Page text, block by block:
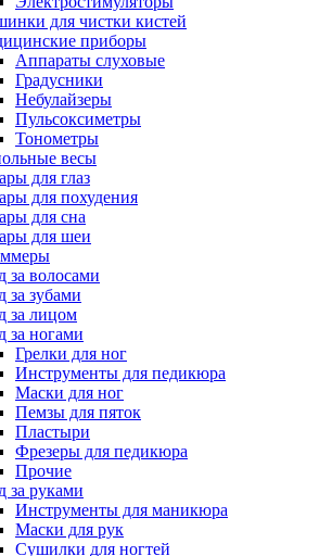
для чистки кистей
приборы
Аппараты слуховые
Градусники
Небулайзеры
Пульсоксиметры
Тонометры
весы
для глаз
для похудения
для сна
для шеи
за волосами
за зубами
за лицом
за ногами
Грелки для ног
Инструменты для педикюра
Маски для ног
Пемзы для пяток
Пластыри
Фрезеры для педикюра
Прочие
за руками
Инструменты для маникюра
Маски для рук
Сушилки для ногтей